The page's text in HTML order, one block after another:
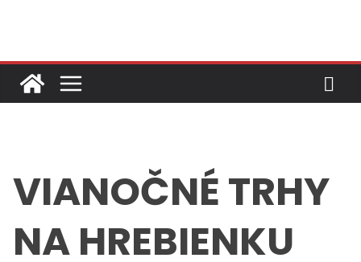
VIANOČNÉ TRHY
NA HREBIENKU